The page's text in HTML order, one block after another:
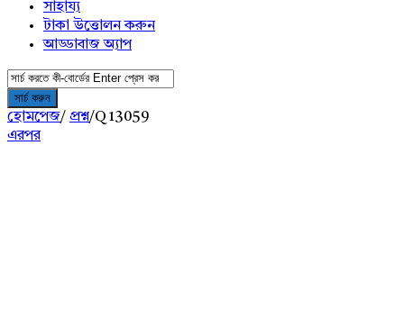
সাহায্য
টাকা উত্তোলন করুন
আড্ডাবাজ অ্যাপ
হোমপেজ/ প্রশ্ন/Q 13059
এরপর